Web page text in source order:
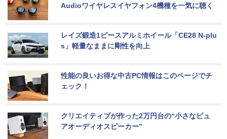
Audioワイヤレスイヤフォン4機種を一気に聴く
レイズ鍛造1ピースアルミホイール「CE28 N-plu
s」軽量なままに剛性を向上
性能の良いお得な中古PC情報はこのページでチ
ェック！
クリエイティブが作った2万円台の“小さなピュ
アオーディオスピーカー”